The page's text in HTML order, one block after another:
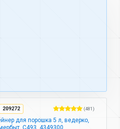
209272 (481)
для порошка 5 л, ведерко,
С493, 4349300